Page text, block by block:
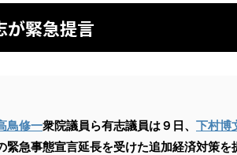
が緊急提言
鳥修一衆院議員ら有志議員は９日、 下村博
緊急事態宣言延長を受けた追加経済対策を